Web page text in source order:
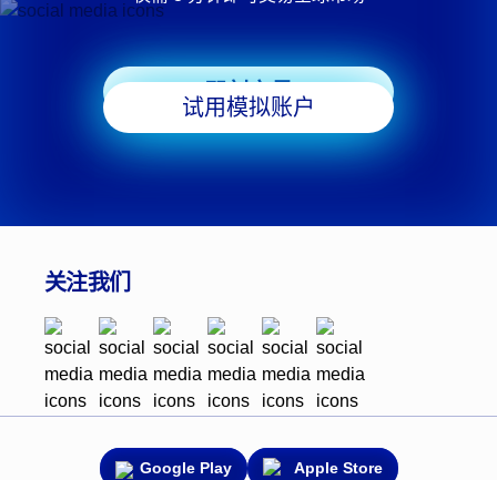
即刻交易
试用模拟账户
关注我们
Google Play Apple Store